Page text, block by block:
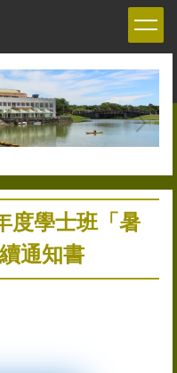
度學士班「暑
通知書